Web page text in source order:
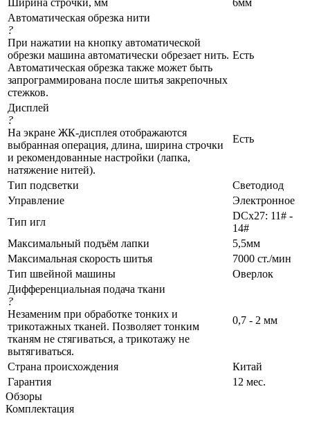
Автоматическая обрезка нити
?
При нажатии на кнопку автоматической
обрезки машина автоматически обрезает нить.
Автоматическая обрезка также может быть
запрограммирована после шитья закрепочных
стежков.
Есть
Дисплей
?
На экране ЖК-дисплея отображаются
выбранная операция, длина, ширина строчки
и рекомендованные настройки (лапка,
натяжение нитей).
Есть
Тип подсветки
Светодиод
Управление
Электронное
Тип игл
DCx27: 11# -
14#
Максимальный подъём лапки
5,5мм
Максимальная скорость шитья
7000 ст./мин
Тип швейной машины
Оверлок
Дифференциальная подача ткани
?
Незаменим при обработке тонких и
трикотажных тканей. Позволяет тонким
тканям не стягиваться, а трикотажу не
вытягиваться.
0,7 - 2 мм
Страна происхождения
Китай
Гарантия
12 мес.
Обзоры
Комплектация